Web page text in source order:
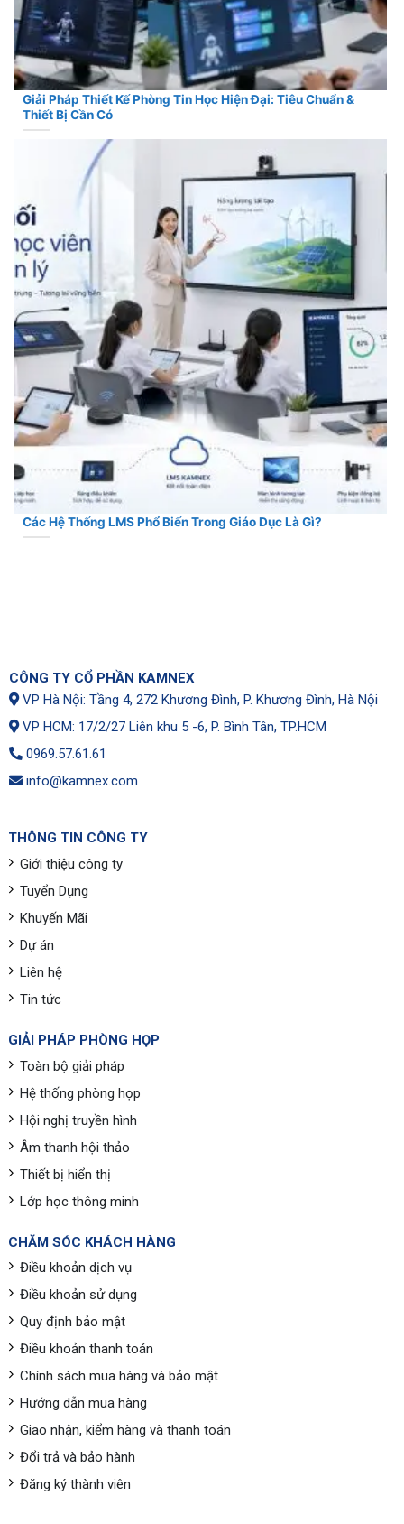
Giải Pháp Thiết Kế Phòng Tin Học Hiện Đại: Tiêu Chuẩn &
Thiết Bị Cần Có
Các Hệ Thống LMS Phổ Biến Trong Giáo Dục Là Gì?
CÔNG TY CỔ PHẦN KAMNEX
VP Hà Nội: Tầng 4, 272 Khương Đình, P. Khương Đình, Hà Nội
VP HCM: 17/2/27 Liên khu 5 -6, P. Bình Tân, TP.HCM
0969.57.61.61
info@kamnex.com
THÔNG TIN CÔNG TY
Giới thiệu công ty
Tuyển Dụng
Khuyến Mãi
Dự án
Liên hệ
Tin tức
GIẢI PHÁP PHÒNG HỌP
Toàn bộ giải pháp
Hệ thống phòng họp
Hội nghị truyền hình
Âm thanh hội thảo
Thiết bị hiển thị
Lớp học thông minh
CHĂM SÓC KHÁCH HÀNG
Điều khoản dịch vụ
Điều khoản sử dụng
Quy định bảo mật
Điều khoản thanh toán
Chính sách mua hàng và bảo mật
Hướng dẫn mua hàng
Giao nhận, kiểm hàng và thanh toán
Đổi trả và bảo hành
Đăng ký thành viên